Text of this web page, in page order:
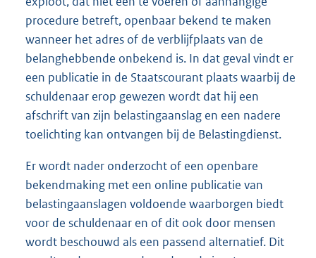
procedure betreft, openbaar bekend te maken
wanneer het adres of de verblijfplaats van de
belanghebbende onbekend is. In dat geval vindt er
een publicatie in de Staatscourant plaats waarbij de
schuldenaar erop gewezen wordt dat hij een
afschrift van zijn belastingaanslag en een nadere
toelichting kan ontvangen bij de Belastingdienst.
Er wordt nader onderzocht of een openbare
bekendmaking met een online publicatie van
belastingaanslagen voldoende waarborgen biedt
voor de schuldenaar en of dit ook door mensen
wordt beschouwd als een passend alternatief. Dit